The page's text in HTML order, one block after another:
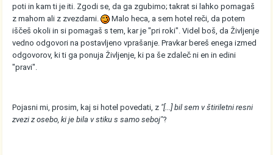
poti in kam ti je iti. Zgodi se, da ga zgubimo; takrat si lahko pomagaš
z mahom ali z zvezdami.
Malo heca, a sem hotel reči, da potem
iščeš okoli in si pomagaš s tem, kar je "pri roki". Videl boš, da Življenje
vedno odgovori na postavljeno vprašanje. Pravkar bereš enega izmed
odgovorov, ki ti ga ponuja Življenje, ki pa še zdaleč ni en in edini
"pravi".
Pojasni mi, prosim, kaj si hotel povedati, z "[...] bil sem v štiriletni resni
zvezi z osebo, ki je bila v stiku s samo seboj"?